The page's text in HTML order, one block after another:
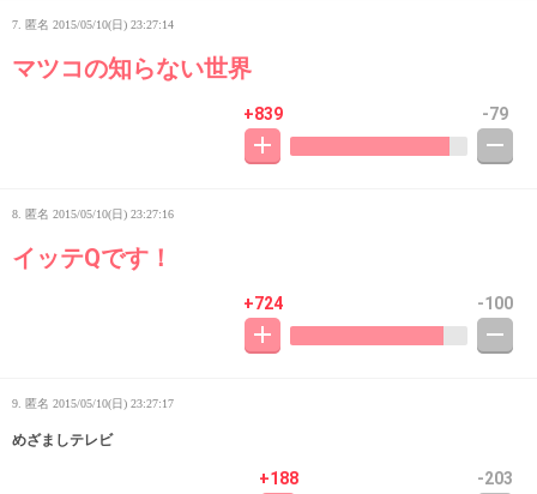
7. 匿名 2015/05/10(日) 23:27:14
マツコの知らない世界
+839 -79
8. 匿名 2015/05/10(日) 23:27:16
イッテQです！
+724 -100
9. 匿名 2015/05/10(日) 23:27:17
めざましテレビ
+188 -203